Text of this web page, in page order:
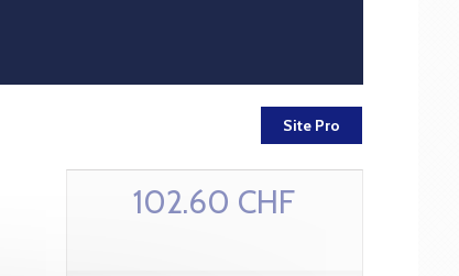
Site Pro
102.60 CHF